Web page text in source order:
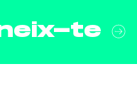
te